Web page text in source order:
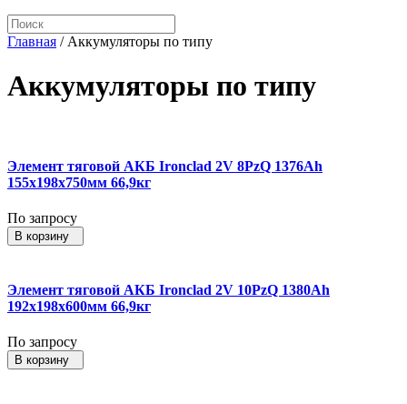
Главная / Аккумуляторы по типу
Аккумуляторы по типу
Элемент тяговой АКБ Ironclad 2V 8PzQ 1376Ah
155x198x750мм 66,9кг
По запросу
В корзину
Элемент тяговой АКБ Ironclad 2V 10PzQ 1380Ah
192x198x600мм 66,9кг
По запросу
В корзину